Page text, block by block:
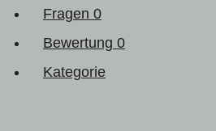
Fragen 0
Bewertung 0
Kategorie